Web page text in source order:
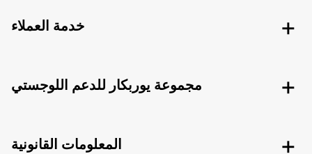
خدمة العملاء
مجموعة يوربكار للدعم اللوجستي
المعلومات القانونية